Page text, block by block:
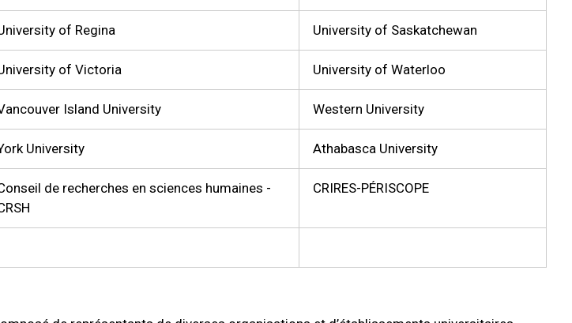
of Regina University of Saskatchewan
of Victoria University of Waterloo
Island University Western University
University Athabasca University
de recherches en sciences humaines -
CRIRES-PÉRISCOPE